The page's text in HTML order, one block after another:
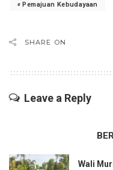
Pemajuan Kebudayaan
SHARE ON
Leave a Reply
Wali